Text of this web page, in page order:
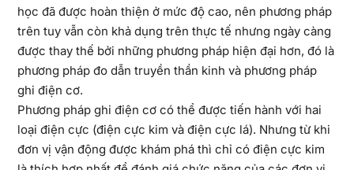
học đã được hoàn thiện ở mức độ cao, nên phương pháp
trên tuy vẫn còn khả dụng trên thực tế nhưng ngày càng
được thay thế bởi những phương pháp hiện đại hơn, đó là
phương pháp đo dẫn truyền thần kinh và phương pháp
ghi điện cơ.
Phương pháp ghi điện cơ có thể được tiến hành với hai
loại điện cực (điện cực kim và điện cực lá). Nhưng từ khi
đơn vị vận động được khám phá thì chỉ có điện cực kim